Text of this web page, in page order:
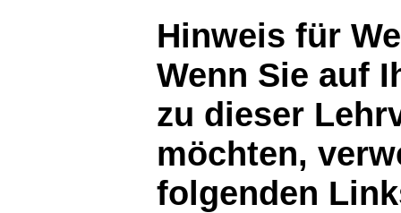
Hinweis für
Wenn Sie auf
zu dieser
möchten,
folgenden